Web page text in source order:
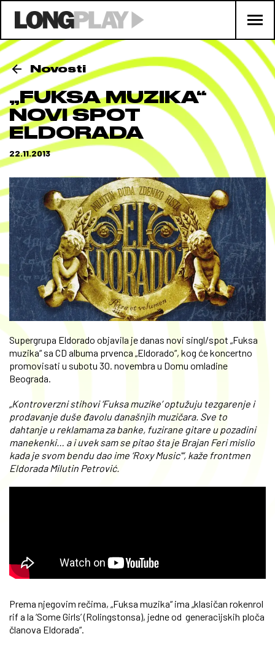
Novosti
„FUKSA MUZIKA“
NOVI SPOT
ELDORADA
22.11.2013
Supergrupa Eldorado objavila je danas novi singl/spot „Fuksa
muzika“ sa CD albuma prvenca „Eldorado“, kog će koncertno
promovisati u subotu 30. novembra u Domu omladine
Beograda.
„Kontroverzni stihovi ‘Fuksa muzike’ optužuju tezgarenje i
prodavanje duše đavolu današnjih muzičara. Sve to
dahtanje u reklamama za banke, fuzirane gitare u pozadini
manekenki… a i uvek sam se pitao šta je Brajan Feri mislio
kada je svom bendu dao ime ‘Roxy Music'“, kaže frontmen
Eldorada Milutin Petrović.
Prema njegovim rečima, „Fuksa muzika“ ima „klasičan rokenrol
rif a la ‘Some Girls’ (Rolingstonsa), jedne od generacijskih ploča
članova Eldorada“.